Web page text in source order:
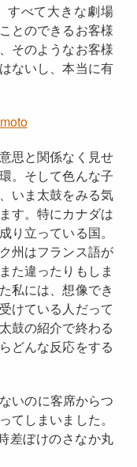
すべて大きな劇場
とのできるお客様
そのようなお客様
ないし、本当に有
思と関係なく見せ
。そして色んな子
いま太鼓をみる気
す。特にカナダは
り立っている国。
州はフランス語が
た違ったりもしま
私には、想像でき
けている人だって
鼓の紹介で終わる
どんな反応をする
いのに客席からつ
てしまいました。
差ぼけのさなか丸